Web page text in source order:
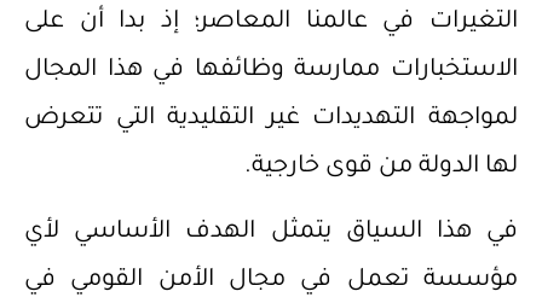
التغيرات في عالمنا المعاصر؛ إذ بدا أن على
الاستخبارات ممارسة وظائفها في هذا المجال
لمواجهة التهديدات غير التقليدية التي تتعرض
لها الدولة من قوى خارجية.
في هذا السياق يتمثل الهدف الأساسي لأي
مؤسسة تعمل في مجال الأمن القومي في